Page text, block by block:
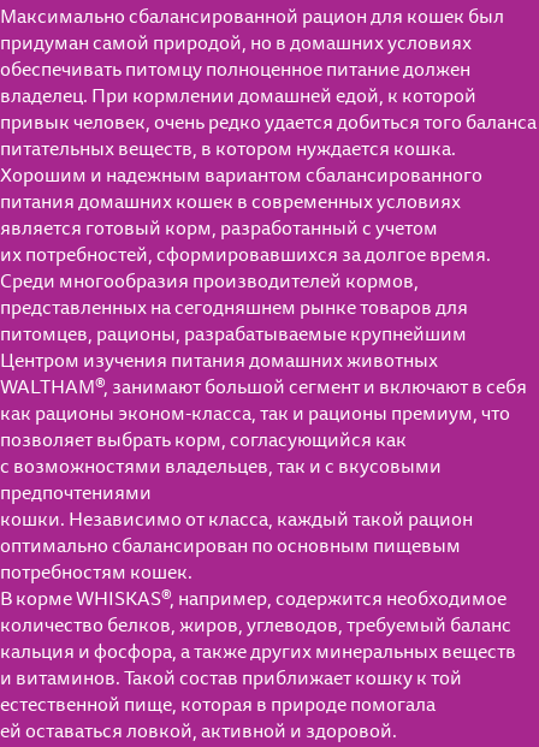
Максимально сбалансированной рацион для кошек был
придуман самой природой, но в домашних условиях
обеспечивать питомцу полноценное питание должен
владелец. При кормлении домашней едой, к которой
привык человек, очень редко удается добиться того баланса
питательных веществ, в котором нуждается кошка.
Хорошим и надежным вариантом сбалансированного
питания домашних кошек в современных условиях
является готовый корм, разработанный с учетом
их потребностей, сформировавшихся за долгое время.
Среди многообразия производителей кормов,
представленных на сегодняшнем рынке товаров для
питомцев, рационы, разрабатываемые крупнейшим
Центром изучения питания домашних животных
WALTHAM®, занимают большой сегмент и включают в себя
как рационы эконом-класса, так и рационы премиум, что
позволяет выбрать корм, согласующийся как
с возможностями владельцев, так и с вкусовыми
предпочтениями
кошки. Независимо от класса, каждый такой рацион
оптимально сбалансирован по основным пищевым
потребностям кошек.
В корме WHISKAS®, например, содержится необходимое
количество белков, жиров, углеводов, требуемый баланс
кальция и фосфора, а также других минеральных веществ
и витаминов. Такой состав приближает кошку к той
естественной пище, которая в природе помогала
ей оставаться ловкой, активной и здоровой.